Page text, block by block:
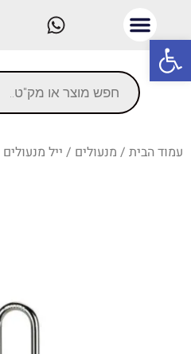
פתח סרגל נגישות
עמוד הבית / מנעולים / ייל מנעולים